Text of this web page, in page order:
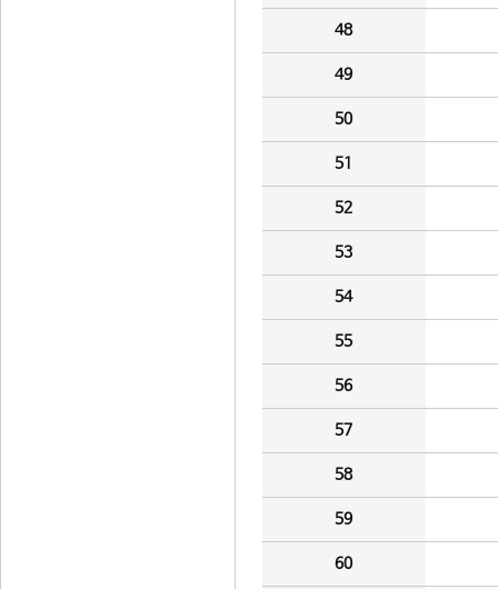
48
49
50
51
52
53
54
55
56
57
58
59
60